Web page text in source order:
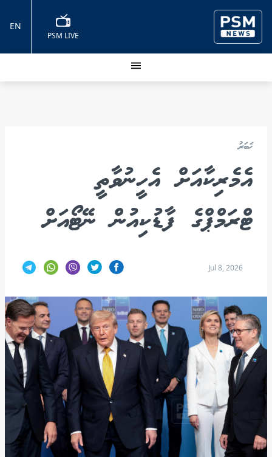
PSM LIVE
EN
ޚަބަރު
އެމެރިކާއަށް އެހީނުވާތީ
ޓްރަމްޕްގެ ފާޑުކިއުން ނޭޓޯއަށް
Jul 8, 2026